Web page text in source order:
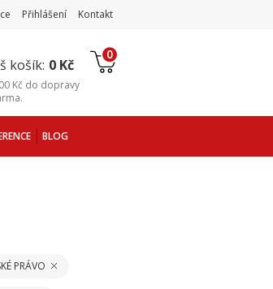
Přihlášení Kontakt
košík: 0 Kč
0
Kč do dopravy
.
BLOG
PRÁVO